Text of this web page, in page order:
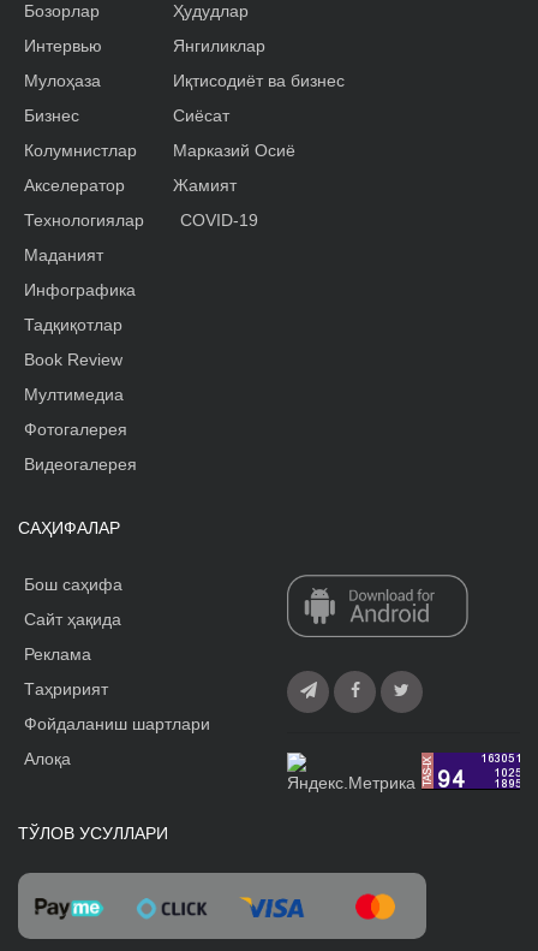
Бозорлар
Интервью
Мулоҳаза
Бизнес
Колумнистлар
Акселератор
Ҳудудлар
Янгиликлар
Иқтисодиёт ва бизнес
Сиёсат
Марказий Осиё
Жамият
Технологиялар
Маданият
Инфографика
Тадқиқотлар
Book Review
Мултимедиа
Фотогалерея
Видеогалерея
COVID-19
САҲИФАЛАР
Бош саҳифа
Сайт ҳақида
Реклама
Tаҳририят
Фойдаланиш шартлари
Алоқа
ТЎЛОВ УСУЛЛАРИ